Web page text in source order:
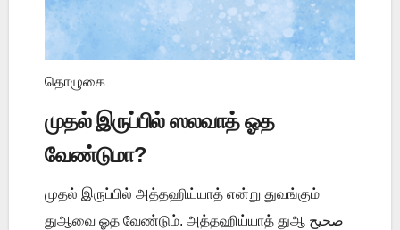
தொழுகை
முதல் இருப்பில் ஸலவாத் ஓத
வேண்டுமா?
முதல் இருப்பில் அத்தஹிய்யாத் என்று துவங்கும்
துஆவை ஓத வேண்டும். அத்தஹிய்யாத் துஆ صحيح